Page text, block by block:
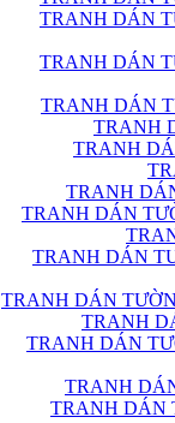
TRANH DÁN
TRANH DÁN
TRANH DÁN
TRANH
TRANH
TRANH
TRANH DÁN
TRANH DÁN
TRANH DÁN
TRANH
TRANH DÁN
TRANH
TRANH DÁN